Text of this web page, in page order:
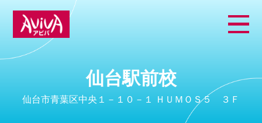
仙台駅前校
仙台市青葉区中央１－１０－１ ＨＵＭＯＳ５ ３Ｆ